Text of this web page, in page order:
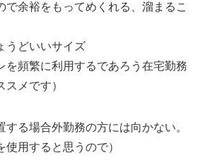
で余裕をもってめくれる、溜まるこ
うどいいサイズ
を頻繁に利用するであろう在宅勤務
メです）
する場合外勤務の方には向かない。
使用すると思うので）